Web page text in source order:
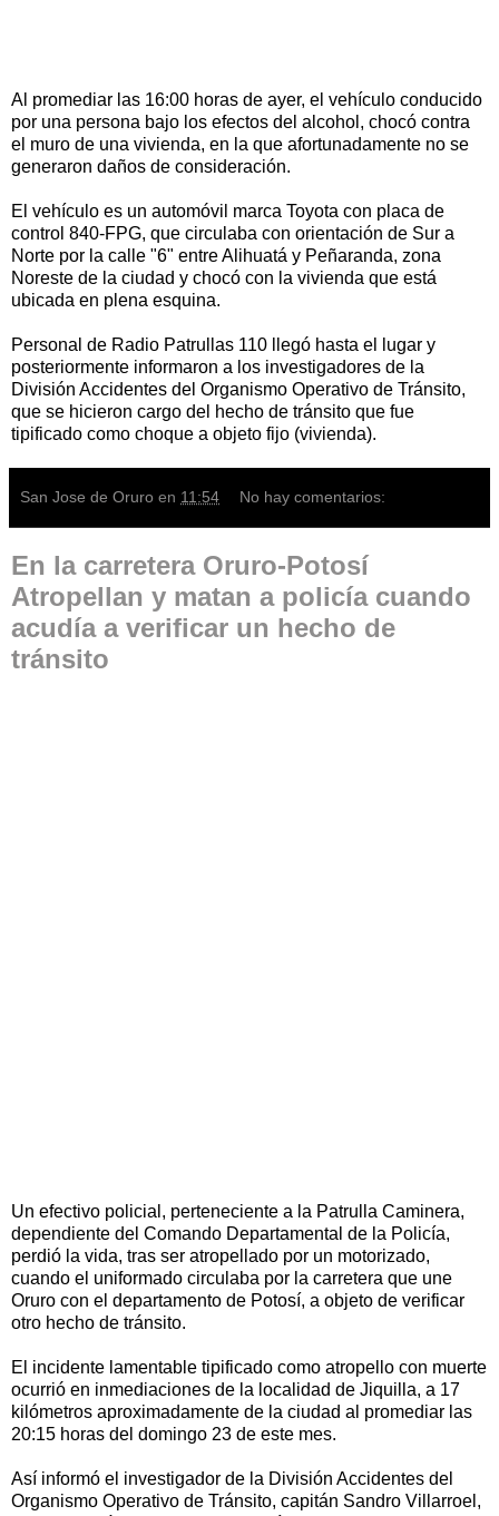
Al promediar las 16:00 horas de ayer, el vehículo conducido
por una persona bajo los efectos del alcohol, chocó contra
el muro de una vivienda, en la que afortunadamente no se
generaron daños de consideración.
El vehículo es un automóvil marca Toyota con placa de
control 840-FPG, que circulaba con orientación de Sur a
Norte por la calle "6" entre Alihuatá y Peñaranda, zona
Noreste de la ciudad y chocó con la vivienda que está
ubicada en plena esquina.
Personal de Radio Patrullas 110 llegó hasta el lugar y
posteriormente informaron a los investigadores de la
División Accidentes del Organismo Operativo de Tránsito,
que se hicieron cargo del hecho de tránsito que fue
tipificado como choque a objeto fijo (vivienda).
San Jose de Oruro en 11:54 No hay comentarios:
En la carretera Oruro-Potosí
Atropellan y matan a policía cuando
acudía a verificar un hecho de
tránsito
Un efectivo policial, perteneciente a la Patrulla Caminera,
dependiente del Comando Departamental de la Policía,
perdió la vida, tras ser atropellado por un motorizado,
cuando el uniformado circulaba por la carretera que une
Oruro con el departamento de Potosí, a objeto de verificar
otro hecho de tránsito.
El incidente lamentable tipificado como atropello con muerte
ocurrió en inmediaciones de la localidad de Jiquilla, a 17
kilómetros aproximadamente de la ciudad al promediar las
20:15 horas del domingo 23 de este mes.
Así informó el investigador de la División Accidentes del
Organismo Operativo de Tránsito, capitán Sandro Villarroel,